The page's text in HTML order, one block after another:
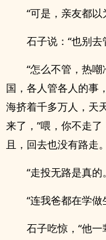
“可是，亲友都
石子说：“也别去
“怎么不管，热
国，各人管各人的事
海挤着千多万人，天
来了，’‘喂，你不走
且，回去也没有路走
“走投无路是真的
“连我爸都在学做
石子吃惊，“他